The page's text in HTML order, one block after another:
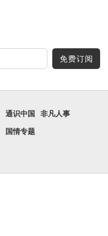
免费订阅
通识中国 非凡人事
国情专题